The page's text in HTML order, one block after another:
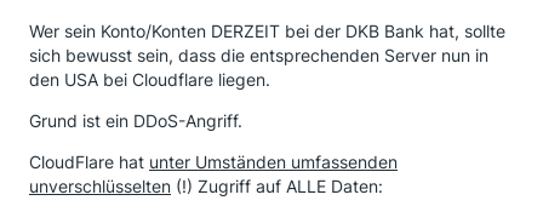
Wer sein Konto/Konten DERZEIT bei der DKB Bank hat, sollte
sich bewusst sein, dass die entsprechenden Server nun in
den USA bei Cloudflare liegen.
Grund ist ein DDoS-Angriff.
CloudFlare hat unter Umständen umfassenden
unverschlüsselten (!) Zugriff auf ALLE Daten: